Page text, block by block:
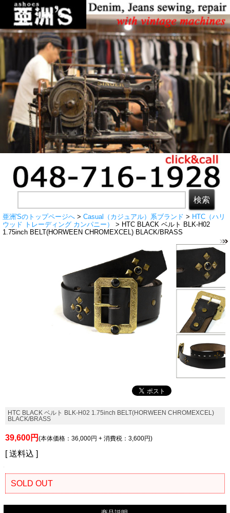
亜洲'Sのトップページへ > Casual（カジュアル）系ブランド > HTC（ハリ
ウッド トレーディング カンパニー）
> HTC BLACK ベルト BLK-H02
1.75inch BELT(HORWEEN CHROMEXCEL) BLACK/BRASS
HTC BLACK ベルト BLK-H02 1.75inch BELT(HORWEEN CHROMEXCEL)
BLACK/BRASS
39,600円 (本体価格：36,000円 + 消費税：3,600円)
[ 送料込 ]
SOLD OUT